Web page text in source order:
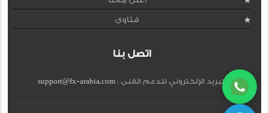
فتاوى
اتصل بنا
البريد الإلكتروني للدعم الفنى :support@fx-arabia.com